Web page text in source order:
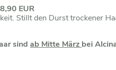
EUR
Stillt den Durst trockener
sindab Mitte März bei